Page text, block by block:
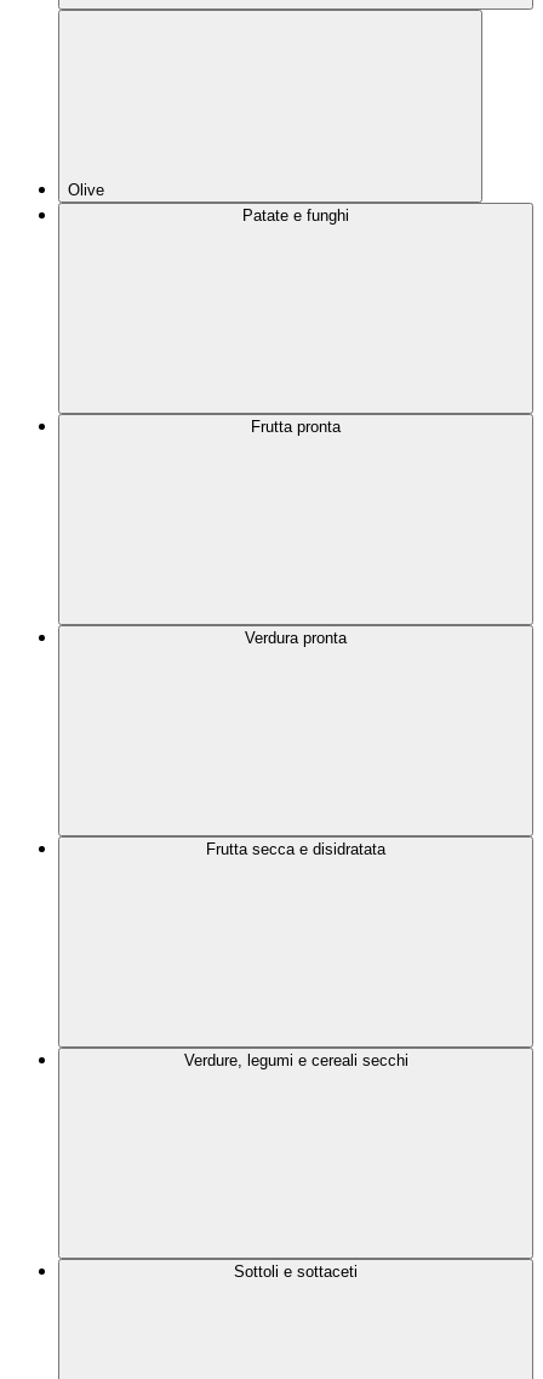
Olive
Patate e funghi
Frutta pronta
Verdura pronta
Frutta secca e disidratata
Verdure, legumi e cereali secchi
Sottoli e sottaceti